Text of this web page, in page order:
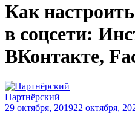
Как
в соцсети:
ВКонтакте,
Партнёрский
29 октября, 201922 октября,